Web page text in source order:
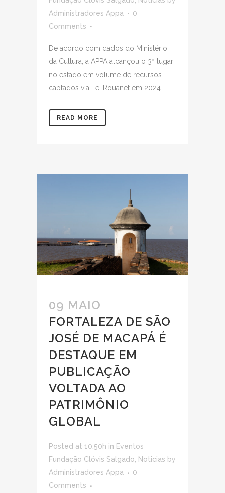
Administradores Appa
0
Comments
De acordo com dados do Ministério
da Cultura, a APPA alcançou o 3º lugar
no estado em volume de recursos
captados via Lei Rouanet em 2024...
READ MORE
09 MAIO
FORTALEZA DE SÃO
JOSÉ DE MACAPÁ É
DESTAQUE EM
PUBLICAÇÃO
VOLTADA AO
PATRIMÔNIO
GLOBAL
Posted at 10:50h in Eventos
Fundação Clóvis Salgado
Noticias by
Administradores Appa
0
Comments